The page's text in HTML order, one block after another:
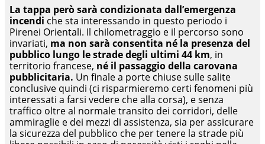
La tappa però sarà condizionata dall’emergenza
incendi che sta interessando in questo periodo i
Pirenei Orientali. Il chilometraggio e il percorso sono
invariati, ma non sarà consentita né la presenza del
pubblico lungo le strade degli ultimi 44 km, in
territorio francese, né il passaggio della carovana
pubblicitaria. Un finale a porte chiuse sulle salite
conclusive quindi (ci risparmieremo certi fenomeni più
interessati a farsi vedere che alla corsa), e senza
traffico oltre al normale transito dei corridori, delle
ammiraglie e dei mezzi di assistenza, sia per assicurare
la sicurezza del pubblico che per tenere la strade più